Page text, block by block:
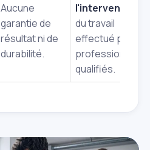
Aucune
garantie de
résultat ni de
durabilité.
l'intervention
du travail
effectué par des
professionnels
qualifiés.